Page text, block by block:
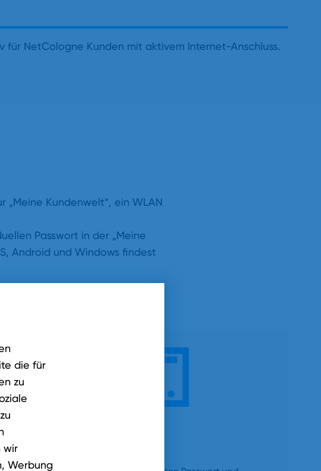
die für
zu
wir
Werbung
für NetCologne Kunden mit aktivem Internet-Anschluss.
„Meine Kundenwelt“, ein WLAN
Passwort in der „Meine
Android und Windows findest